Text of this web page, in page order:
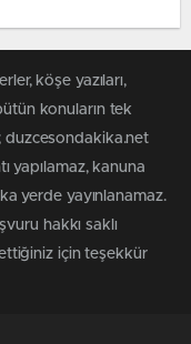
köşe yazıları,
konuların tek
yapılamaz, kanuna
yerde yayınlanamaz.
hakkı saklı
için teşekkür